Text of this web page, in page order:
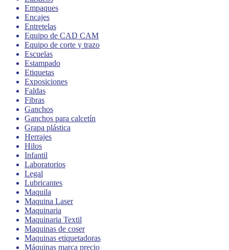
Empaques
Encajes
Entretelas
Equipo de CAD CAM
Equipo de corte y trazo
Escuelas
Estampado
Etiquetas
Exposiciones
Faldas
Fibras
Ganchos
Ganchos para calcetín
Grapa plástica
Herrajes
Hilos
Infantil
Laboratorios
Legal
Lubricantes
Maquila
Maquina Laser
Maquinaria
Maquinaria Textil
Maquinas de coser
Maquinas etiquetadoras
Máquinas marca precio